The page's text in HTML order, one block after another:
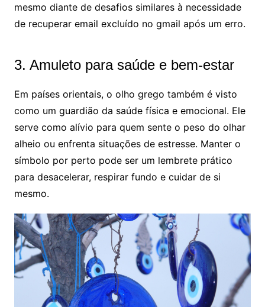
mesmo diante de desafios similares à necessidade
de recuperar email excluído no gmail após um erro.
3. Amuleto para saúde e bem-estar
Em países orientais, o olho grego também é visto
como um guardião da saúde física e emocional. Ele
serve como alívio para quem sente o peso do olhar
alheio ou enfrenta situações de estresse. Manter o
símbolo por perto pode ser um lembrete prático
para desacelerar, respirar fundo e cuidar de si
mesmo.